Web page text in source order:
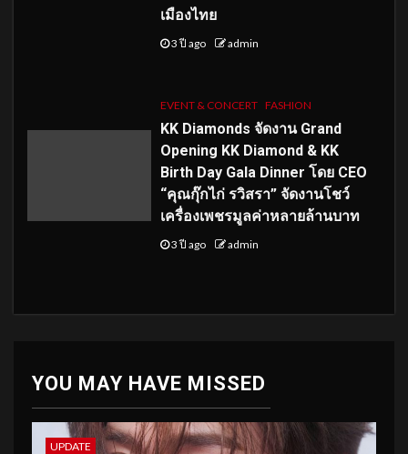
เมืองไทย
3 ปี ago admin
EVENT & CONCERT FASHION
KK Diamonds จัดงาน Grand
Opening KK Diamond & KK
Birth Day Gala Dinner โดย CEO
“คุณกุ๊กไก่ รวิสรา” จัดงานโชว์
เครื่องเพชรมูลค่าหลายล้านบาท
3 ปี ago admin
YOU MAY HAVE MISSED
UPDATE